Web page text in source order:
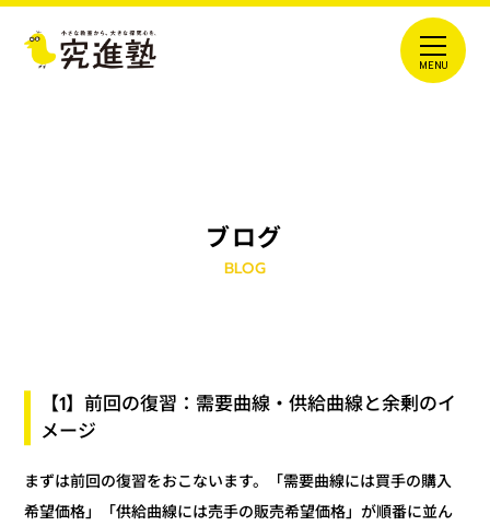
ブログ
BLOG
【1】前回の復習：需要曲線・供給曲線と余剰のイ
メージ
まずは前回の復習をおこないます。「需要曲線には買手の購入
希望価格」「供給曲線には売手の販売希望価格」が順番に並ん